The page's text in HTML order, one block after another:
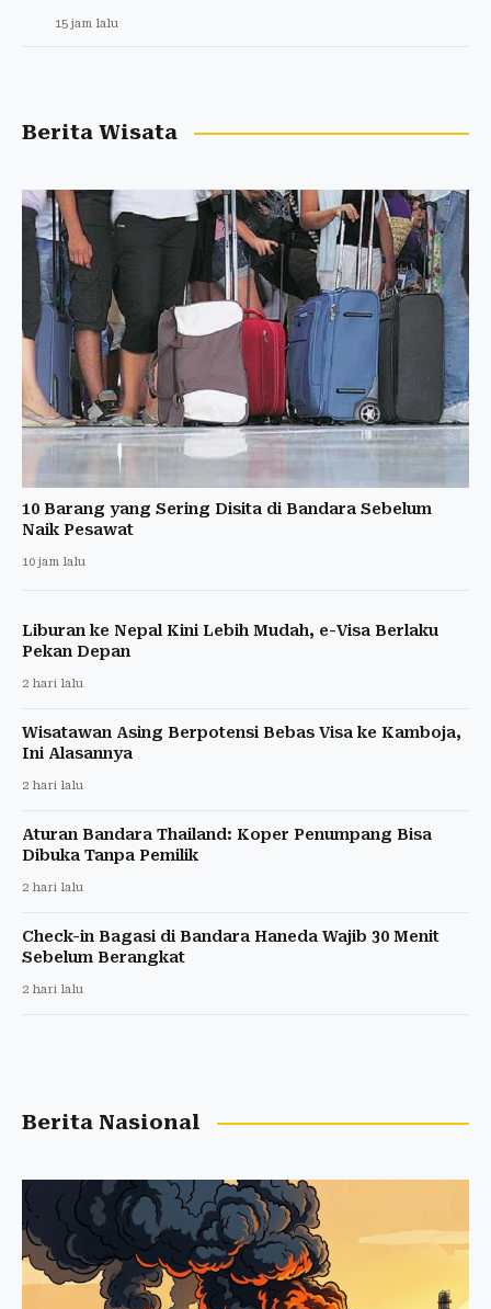
15 jam lalu
Berita Wisata
10 Barang yang Sering Disita di Bandara Sebelum
Naik Pesawat
10 jam lalu
Liburan ke Nepal Kini Lebih Mudah, e-Visa Berlaku
Pekan Depan
2 hari lalu
Wisatawan Asing Berpotensi Bebas Visa ke Kamboja,
Ini Alasannya
2 hari lalu
Aturan Bandara Thailand: Koper Penumpang Bisa
Dibuka Tanpa Pemilik
2 hari lalu
Check-in Bagasi di Bandara Haneda Wajib 30 Menit
Sebelum Berangkat
2 hari lalu
Berita Nasional